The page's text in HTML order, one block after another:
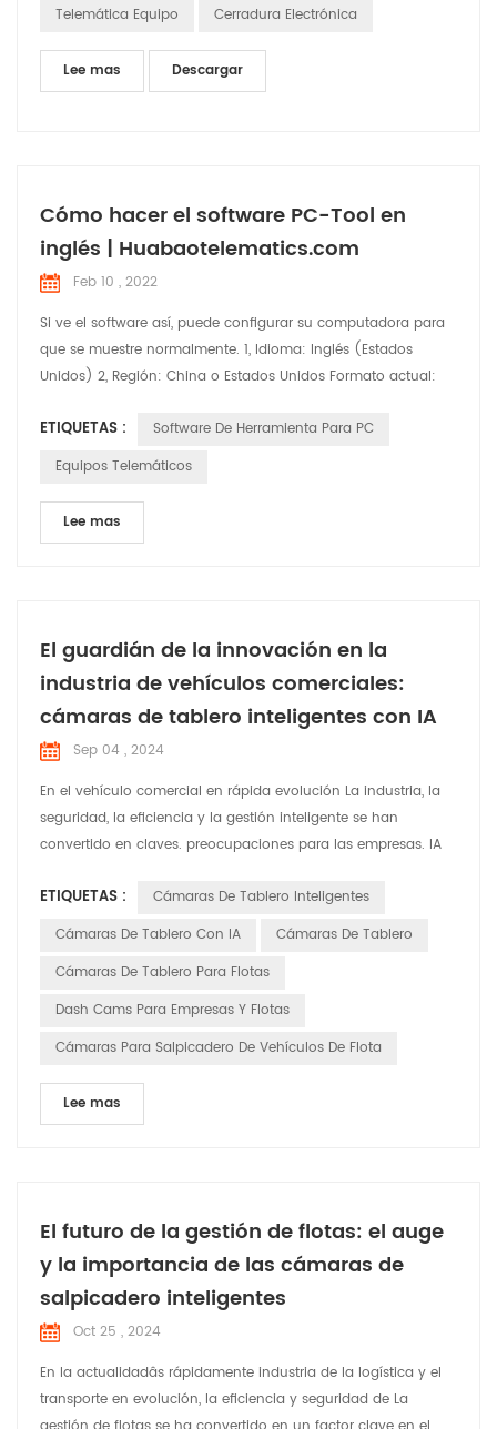
Telemática Equipo
Cerradura Electrónica
Lee mas Descargar
Cómo hacer el software PC-Tool en
inglés | Huabaotelematics.com
Feb 10 , 2022
Si ve el software así, puede configurar su computadora para
que se muestre normalmente. 1, Idioma: Inglés (Estados
Unidos) 2, Región: China o Estados Unidos Formato actual:
inglés (Estados Unidos), marque Beta. 4. Haga clic en Aceptar
y reinicie su computadora. El software se mostrará
ETIQUETAS :
Software De Herramienta Para PC
Equipos Telemáticos
Lee mas
El guardián de la innovación en la
industria de vehículos comerciales:
cámaras de tablero inteligentes con IA
Sep 04 , 2024
En el vehículo comercial en rápida evolución La industria, la
seguridad, la eficiencia y la gestión inteligente se han
convertido en claves. preocupaciones para las empresas. IA
indispensables asistentes en vehículos comerciales,
brindando soluciones integrales para flotas operaciones. Las
ETIQUETAS :
Cámaras De Tablero Inteligentes
Cámaras De Tablero Con IA
Cámaras De Tablero
Cámaras De Tablero Para Flotas
Dash Cams Para Empresas Y Flotas
Cámaras Para Salpicadero De Vehículos De Flota
Lee mas
El futuro de la gestión de flotas: el auge
y la importancia de las cámaras de
salpicadero inteligentes
Oct 25 , 2024
En la actualidadâs rápidamente industria de la logística y el
transporte en evolución, la eficiencia y seguridad de La